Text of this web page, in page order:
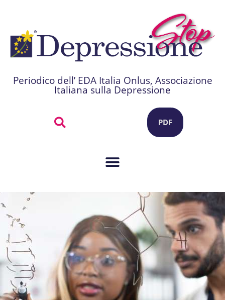
Periodico dell’ EDA Italia Onlus, Associazione
Italiana sulla Depressione
PDF